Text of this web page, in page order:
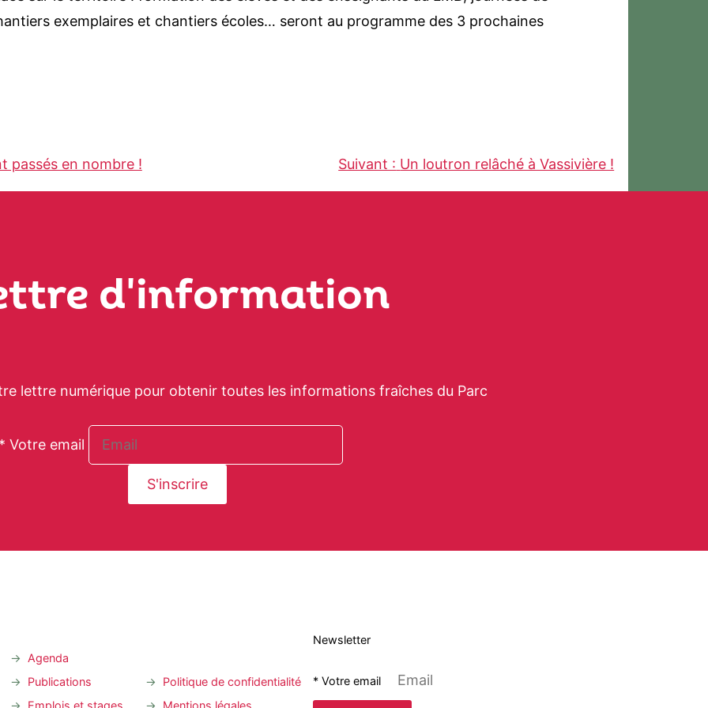
exemplaires et chantiers écoles… seront au programme des 3 prochaines
passés en nombre ! Suivant : Un loutron relâché à Vassivière !
d'information
lettre numérique pour obtenir toutes les informations fraîches du Parc
* Votre email
Agenda
Publications
Emplois et stages
Politique de confidentialité
Mentions légales
Newsletter
* Votre email